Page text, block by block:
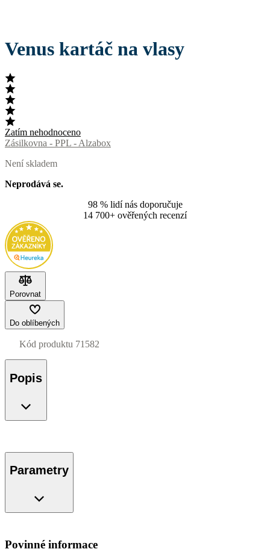
Venus kartáč na vlasy
Zatím nehodnoceno
Zásilkovna - PPL - Alzabox
Není skladem
Neprodává se.
98 % lidí nás doporučuje
14 700+ ověřených recenzí
Porovnat
Do oblíbených
Kód produktu 71582
Popis
Parametry
Povinné informace